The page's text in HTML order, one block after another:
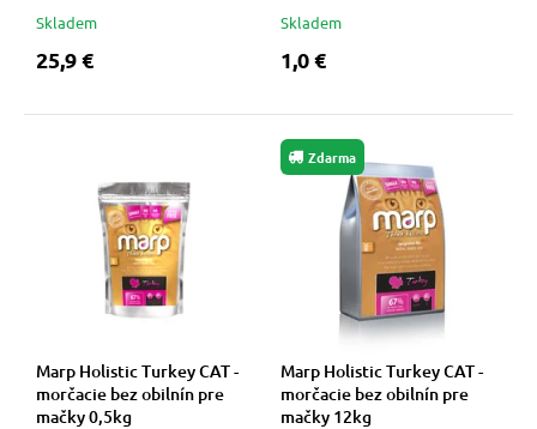
Skladem
25,9 €
Skladem
1,0 €
Marp Holistic Turkey CAT -
morčacie bez obilnín pre
mačky 0,5kg
Zdarma
Marp Holistic Turkey CAT -
morčacie bez obilnín pre
mačky 12kg